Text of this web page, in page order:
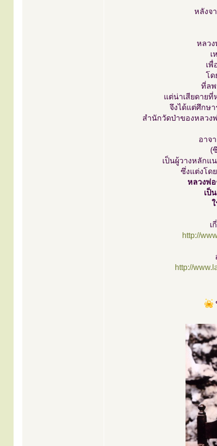
หลังจ
หลวง
เ
เ
โด
ที่ลพ
แต่น่าเสียดาย
จึงได้แต่ศึกษ
สำนักวัดป่าของหลวง
อาจ
(
เป็นผู้วางหลักแ
ซึ่งแต่งโด
หลวงพ่
เป็
เ
http://
http://